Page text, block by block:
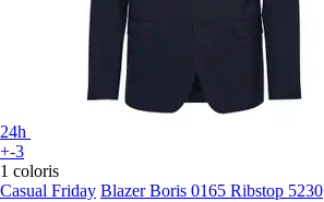
24h
+-3
1 coloris
Casual Friday Blazer Boris 0165 Ribstop 5230